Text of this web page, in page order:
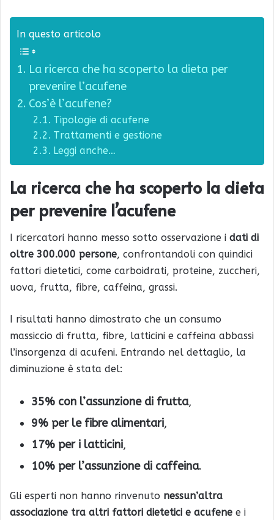
In questo articolo
La ricerca che ha scoperto la dieta per
prevenire l’acufene
Cos’è l’acufene?
Tipologie di acufene
Trattamenti e gestione
Leggi anche…
La ricerca che ha scoperto la dieta
per prevenire l’acufene
I ricercatori hanno messo sotto osservazione i dati di
oltre 300.000 persone, confrontandoli con quindici
fattori dietetici, come carboidrati, proteine, zuccheri,
uova, frutta, fibre, caffeina, grassi.
I risultati hanno dimostrato che un consumo
massiccio di frutta, fibre, latticini e caffeina abbassi
l’insorgenza di acufeni. Entrando nel dettaglio, la
diminuzione è stata del:
35% con l’assunzione di frutta,
9% per le fibre alimentari,
17% per i latticini,
10% per l’assunzione di caffeina.
Gli esperti non hanno rinvenuto nessun’altra
associazione tra altri fattori dietetici e acufene e i